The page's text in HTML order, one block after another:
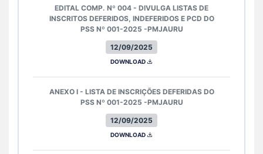
12/09/2025
EDITAL COMP. Nº 004 - DIVULGA LISTAS DE
INSCRITOS DEFERIDOS, INDEFERIDOS E PCD DO
PSS Nº 001-2025 -PMJAURU
DOWNLOAD
12/09/2025
ANEXO I - LISTA DE INSCRIÇÕES DEFERIDAS DO
PSS Nº 001-2025 -PMJAURU
DOWNLOAD